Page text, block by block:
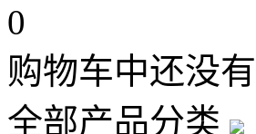
0
购物车中还没
全部产品分类